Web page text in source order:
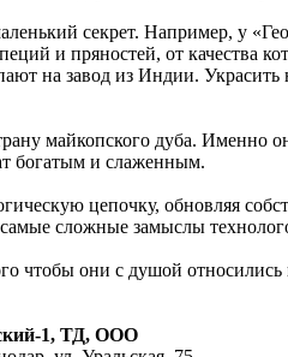
секрет. Например, у
и пряностей, от качества
на завод из Индии.
майкопского дуба. Именно
богатым и слаженным.
цепочку, обновляя
сложные замыслы
они с душой относились
1, ТД, ООО